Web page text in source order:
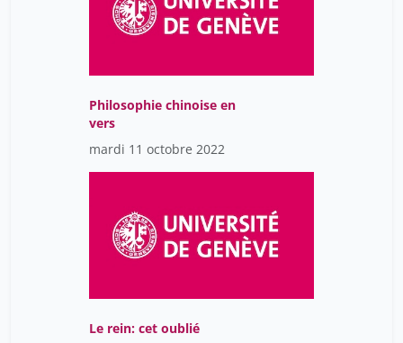
Philosophie chinoise en
vers
mardi 11 octobre 2022
Le rein: cet oublié